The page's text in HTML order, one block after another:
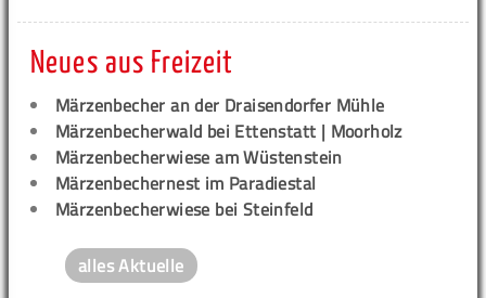
Neues aus Freizeit
Märzenbecher an der Draisendorfer Mühle
Märzenbecherwald bei Ettenstatt | Moorholz
Märzenbecherwiese am Wüstenstein
Märzenbechernest im Paradiestal
Märzenbecherwiese bei Steinfeld
alles Aktuelle